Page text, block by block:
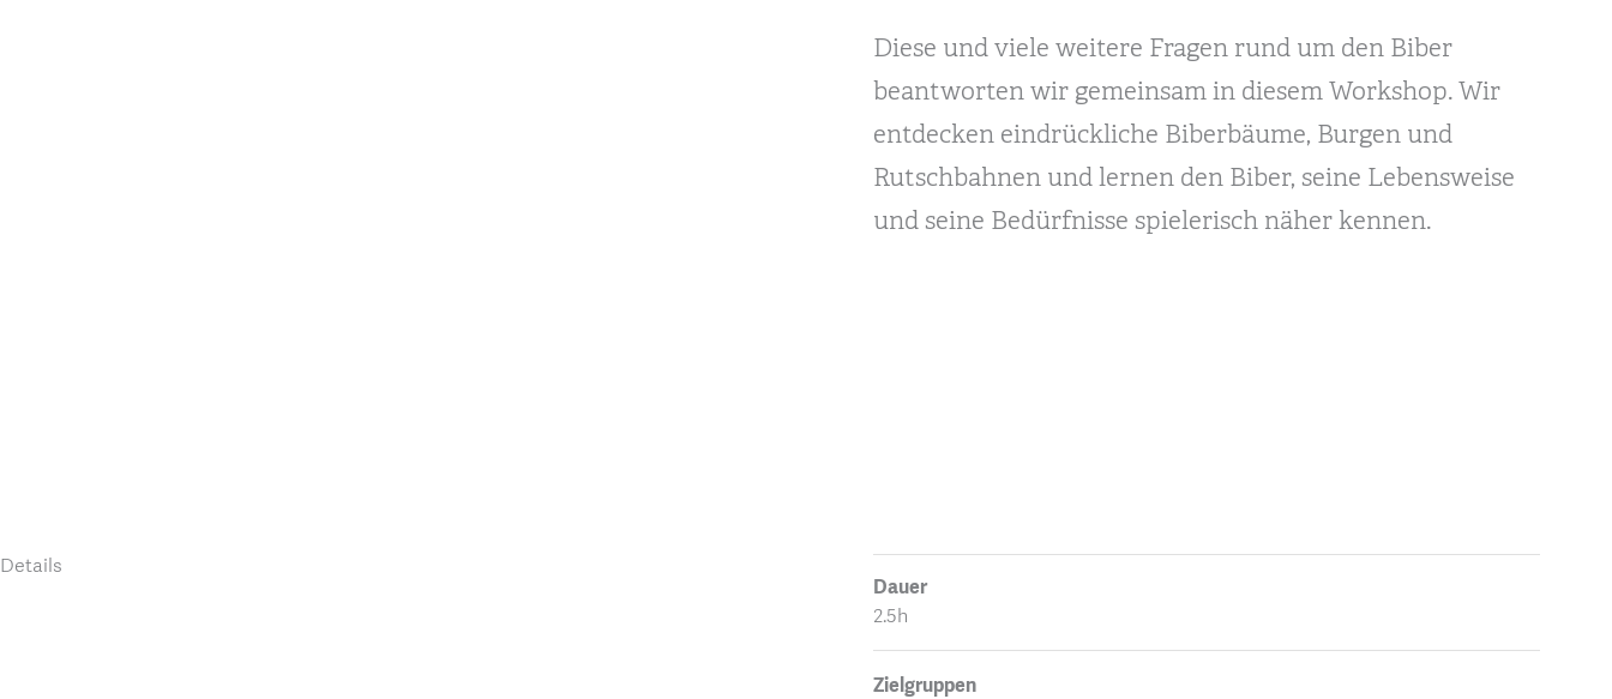
Diese und viele weitere Fragen rund um den Biber
beantworten wir gemeinsam in diesem Workshop. Wir
entdecken eindrückliche Biberbäume, Burgen und
Rutschbahnen und lernen den Biber, seine Lebensweise
und seine Bedürfnisse spielerisch näher kennen.
Details
Dauer
2.5h
Zielgruppen